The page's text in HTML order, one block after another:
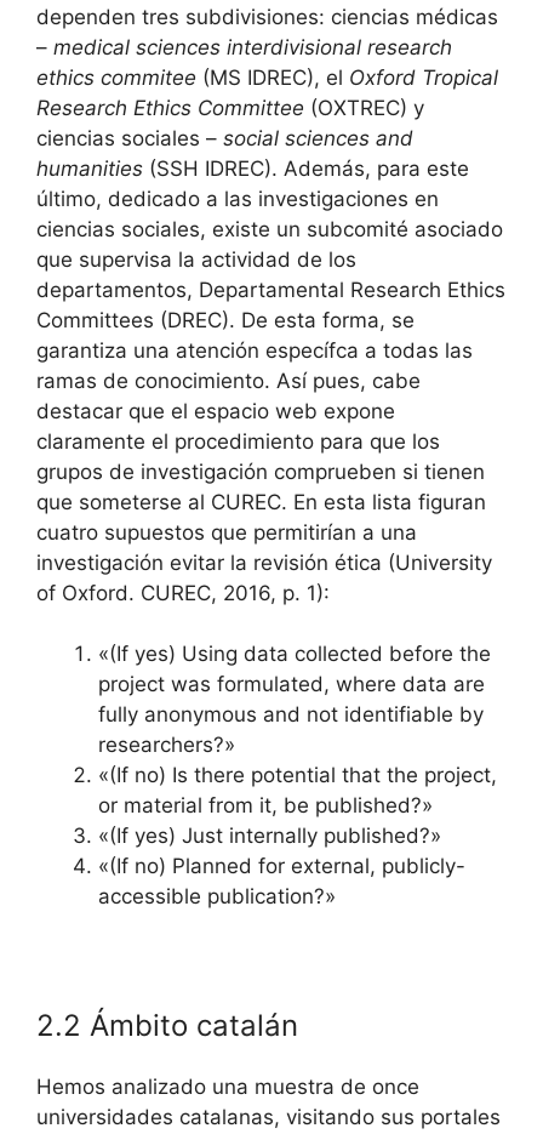
dependen tres subdivisiones: ciencias médicas
– medical sciences interdivisional research
ethics commitee (MS IDREC), el Oxford Tropical
Research Ethics Committee (OXTREC) y
ciencias sociales – social sciences and
humanities (SSH IDREC). Además, para este
último, dedicado a las investigaciones en
ciencias sociales, existe un subcomité asociado
que supervisa la actividad de los
departamentos, Departamental Research Ethics
Committees (DREC). De esta forma, se
garantiza una atención específca a todas las
ramas de conocimiento. Así pues, cabe
destacar que el espacio web expone
claramente el procedimiento para que los
grupos de investigación comprueben si tienen
que someterse al CUREC. En esta lista figuran
cuatro supuestos que permitirían a una
investigación evitar la revisión ética (University
of Oxford. CUREC, 2016, p. 1):
«(If yes) Using data collected before the
project was formulated, where data are
fully anonymous and not identifiable by
researchers?»
«(If no) Is there potential that the project,
or material from it, be published?»
«(If yes) Just internally published?»
«(If no) Planned for external, publicly-
accessible publication?»
2.2 Ámbito catalán
Hemos analizado una muestra de once
universidades catalanas, visitando sus portales